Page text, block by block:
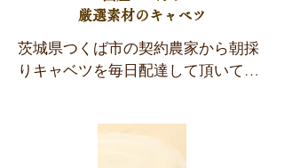
スとカロリー構成を考えてこの餌料
にたどり着きました。
豚を健康に育てることを一番に考
加物としての抗生物質や発育を早め
厳選素材のキャベツ
茨城県つくば市の契約農家から朝採
りキャベツを毎日配達して頂いて、
く左右される食材です。その分、徹